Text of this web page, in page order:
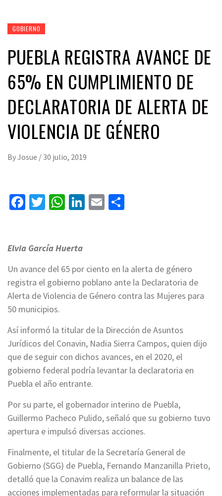
GOBIERNO
PUEBLA REGISTRA AVANCE DE
65% EN CUMPLIMIENTO DE
DECLARATORIA DE ALERTA DE
VIOLENCIA DE GÉNERO
ByJosue / 30 julio, 2019
Facebook
Twitter
WhatsApp
LinkedIn
Email
Elvia García Huerta
Un avance del 65 por ciento en la alerta de género
registra el gobierno poblano ante la Declaratoria de
Alerta de Violencia de Género contra las Mujeres para
50 municipios.
Así informó la titular de la Dirección de Asuntos
Jurídicos del Conavin, Nadia Sierra Campos, quien dijo
que de seguir con dichos avances, en el 2020, el
gobierno federal podría levantar la declaratoria en
Puebla el año entrante.
Por su parte, el gobernador interino de Puebla,
Guillermo Pacheco Pulido, señaló que su gobierno tuvo
apertura e impulsó diversas acciones.
Finalmente, el titular de la Secretaría General de
Gobierno (SGG) de Puebla, Fernando Manzanilla Prieto,
detalló que la Conavim realiza un balance de las
acciones implementadas para reformular la situación